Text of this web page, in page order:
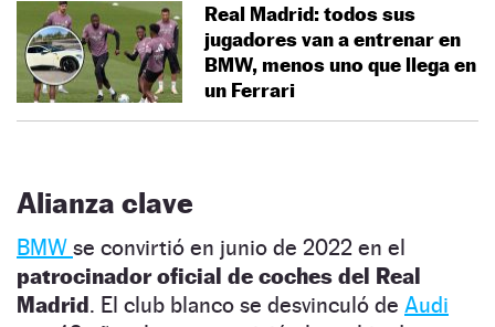
Real Madrid: todos sus
jugadores van a entrenar en
BMW, menos uno que llega en
un Ferrari
Alianza clave
BMW se convirtió en junio de 2022 en el
patrocinador oficial de coches del Real
Madrid. El club blanco se desvinculó de Audi